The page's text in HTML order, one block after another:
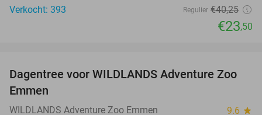
Verkocht: 393
Regulier €40,25
€23,50
24%
Dagentree voor WILDLANDS Adventure Zoo
Emmen
WILDLANDS Adventure Zoo Emmen 9.6 star